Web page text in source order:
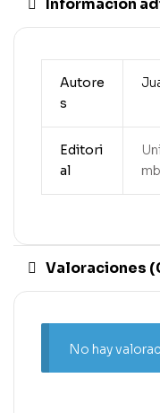
Información
Autore
s
Editori
al
Valoraciones
No hay